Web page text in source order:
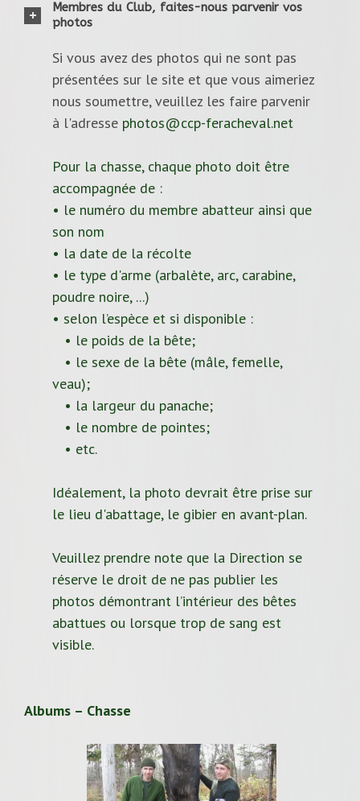
Membres du Club, faites-nous parvenir vos
photos
Si vous avez des photos qui ne sont pas
présentées sur le site et que vous aimeriez
nous soumettre, veuillez les faire parvenir
à l'adresse photos@ccp-feracheval.net
Pour la chasse, chaque photo doit être
accompagnée de :
• le numéro du membre abatteur ainsi que
son nom
• la date de la récolte
• le type d'arme (arbalète, arc, carabine,
poudre noire, ...)
• selon l’espèce et si disponible :
• le poids de la bête;
• le sexe de la bête (mâle, femelle,
veau);
• la largeur du panache;
• le nombre de pointes;
• etc.
Idéalement, la photo devrait être prise sur
le lieu d'abattage, le gibier en avant-plan.
Veuillez prendre note que la Direction se
réserve le droit de ne pas publier les
photos démontrant l’intérieur des bêtes
abattues ou lorsque trop de sang est
visible.
Albums – Chasse